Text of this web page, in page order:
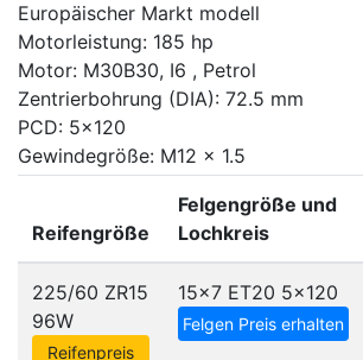
Europäischer Markt modell
Motorleistung: 185 hp
Motor: M30B30, I6 , Petrol
Zentrierbohrung (DIA): 72.5 mm
PCD: 5x120
Gewindegröße: M12 x 1.5
Reifengröße
Felgengröße und
Lochkreis
225/60 ZR15
96W
Reifenpreis
15x7 ET20 5x120
Felgen Preis erhalten